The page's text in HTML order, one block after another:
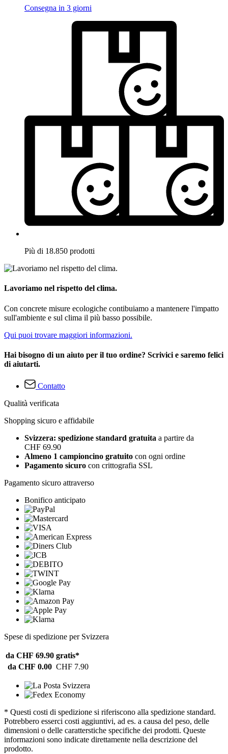
Consegna in 3 giorni
Più di 18.850 prodotti
Lavoriamo nel rispetto del clima.
Con concrete misure ecologiche contibuiamo a mantenere l'impatto
sull'ambiente e sul clima il più basso possibile.
Qui puoi trovare maggiori informazioni.
Hai bisogno di un aiuto per il tuo ordine? Scrivici e saremo felici
di aiutarti.
Contatto
Qualità verificata
Shopping sicuro e affidabile
Svizzera: spedizione standard gratuita a partire da
CHF 69.90
Almeno 1 campioncino gratuito con ogni ordine
Pagamento sicuro con crittografia SSL
Pagamento sicuro attraverso
Bonifico anticipato
Spese di spedizione per Svizzera
da CHF 69.90 gratis*
da CHF 0.00 CHF 7.90
* Questi costi di spedizione si riferiscono alla spedizione standard.
Potrebbero esserci costi aggiuntivi, ad es. a causa del peso, delle
dimensioni o delle caratterstiche specifiche dei prodotti. Queste
informazioni sono indicate direttamente nella descrizione del
prodotto.